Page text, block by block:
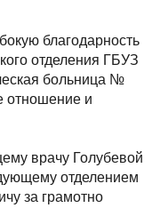
благодарность
отделения ГБУЗ
больница №
отношение и
врачу Голубевой
отделением
за грамотно